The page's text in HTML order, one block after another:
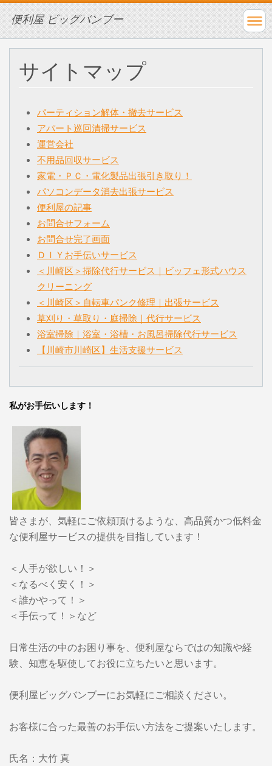
便利屋 ビッグバンブー
サイトマップ
パーティション解体・撤去サービス
アパート巡回清掃サービス
運営会社
不用品回収サービス
家電・ＰＣ・電化製品出張引き取り！
パソコンデータ消去出張サービス
便利屋の記事
お問合せフォーム
お問合せ完了画面
ＤＩＹお手伝いサービス
＜川崎区＞掃除代行サービス｜ビッフェ形式ハウス
クリーニング
＜川崎区＞自転車パンク修理｜出張サービス
草刈り・草取り・庭掃除｜代行サービス
浴室掃除｜浴室・浴槽・お風呂掃除代行サービス
【川崎市川崎区】生活支援サービス
私がお手伝いします！
皆さまが、気軽にご依頼頂けるような、高品質かつ低料金
な便利屋サービスの提供を目指しています！
＜人手が欲しい！＞
＜なるべく安く！＞
＜誰かやって！＞
＜手伝って！＞など
日常生活の中のお困り事を、便利屋ならではの知識や経
験、知恵を駆使してお役に立ちたいと思います。
便利屋ビッグバンブーにお気軽にご相談ください。
お客様に合った最善のお手伝い方法をご提案いたします。
氏名：大竹 真